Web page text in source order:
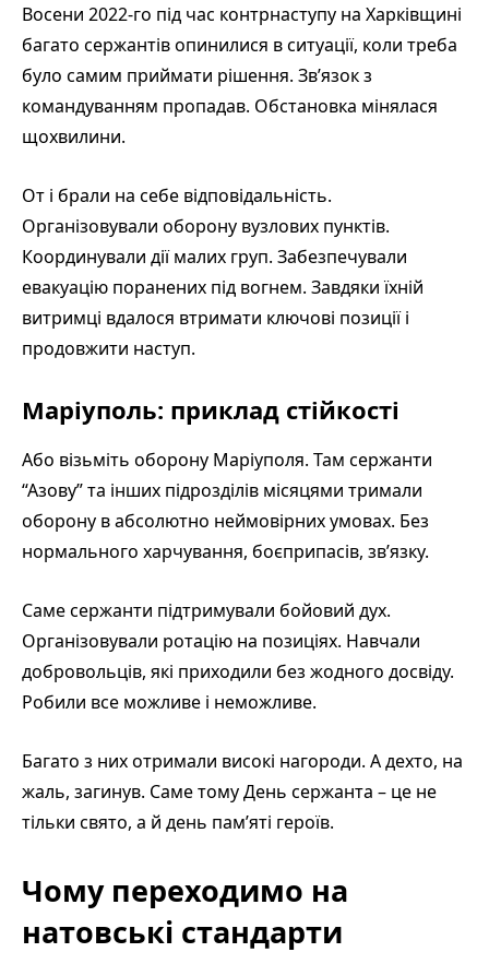
Восени 2022-го під час контрнаступу на Харківщині
багато сержантів опинилися в ситуації, коли треба
було самим приймати рішення. Зв’язок з
командуванням пропадав. Обстановка мінялася
щохвилини.
От і брали на себе відповідальність.
Організовували оборону вузлових пунктів.
Координували дії малих груп. Забезпечували
евакуацію поранених під вогнем. Завдяки їхній
витримці вдалося втримати ключові позиції і
продовжити наступ.
Маріуполь: приклад стійкості
Або візьміть оборону Маріуполя. Там сержанти
“Азову” та інших підрозділів місяцями тримали
оборону в абсолютно неймовірних умовах. Без
нормального харчування, боєприпасів, зв’язку.
Саме сержанти підтримували бойовий дух.
Організовували ротацію на позиціях. Навчали
добровольців, які приходили без жодного досвіду.
Робили все можливе і неможливе.
Багато з них отримали високі нагороди. А дехто, на
жаль, загинув. Саме тому День сержанта – це не
тільки свято, а й день пам’яті героїв.
Чому переходимо на
натовські стандарти